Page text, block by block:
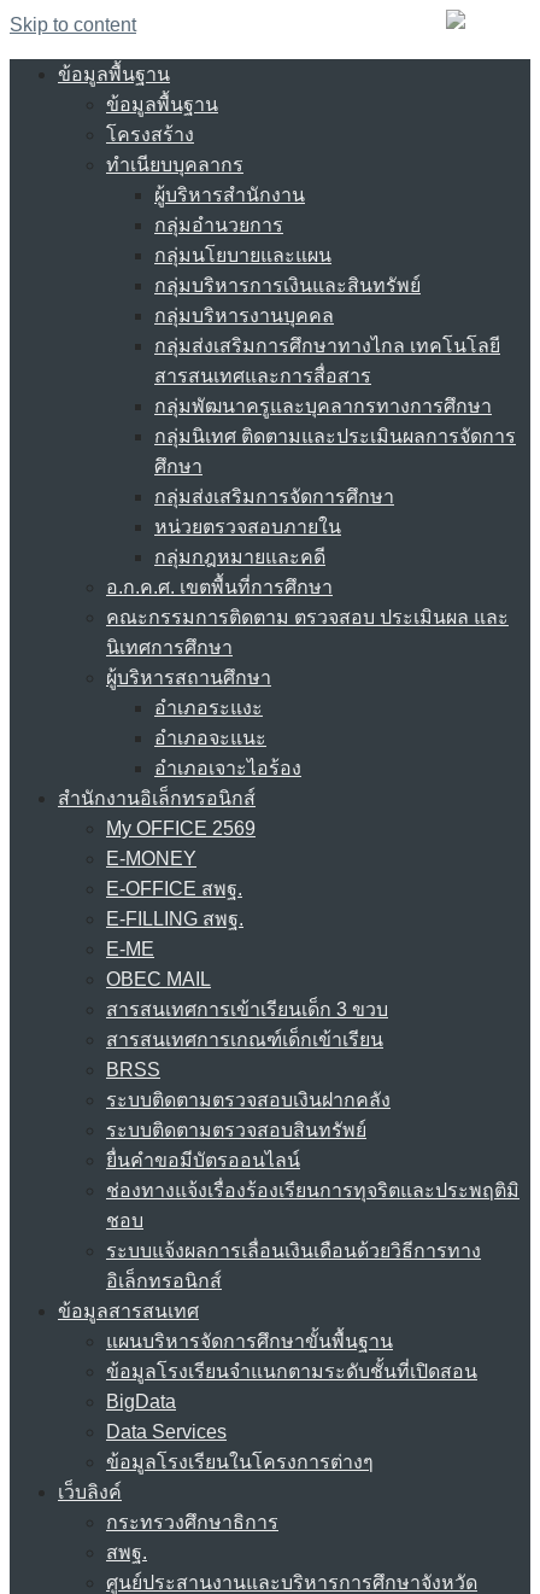
Skip to content
ข้อมูลพื้นฐาน
ข้อมูลพื้นฐาน
โครงสร้าง
ทำเนียบบุคลากร
ผู้บริหารสำนักงาน
กลุ่มอำนวยการ
กลุ่มนโยบายและแผน
กลุ่มบริหารการเงินและสินทรัพย์
กลุ่มบริหารงานบุคคล
กลุ่มส่งเสริมการศึกษาทางไกล เทคโนโลยี
สารสนเทศและการสื่อสาร
กลุ่มพัฒนาครูและบุคลากรทางการศึกษา
กลุ่มนิเทศ ติดตามและประเมินผลการจัดการ
ศึกษา
กลุ่มส่งเสริมการจัดการศึกษา
หน่วยตรวจสอบภายใน
กลุ่มกฎหมายและคดี
อ.ก.ค.ศ. เขตพื้นที่การศึกษา
คณะกรรมการติดตาม ตรวจสอบ ประเมินผล และ
นิเทศการศึกษา
ผู้บริหารสถานศึกษา
อำเภอระแงะ
อำเภอจะแนะ
อำเภอเจาะไอร้อง
สำนักงานอิเล็กทรอนิกส์
My OFFICE 2569
E-MONEY
E-OFFICE สพฐ.
E-FILLING สพฐ.
E-ME
OBEC MAIL
สารสนเทศการเข้าเรียนเด็ก 3 ขวบ
สารสนเทศการเกณฑ์เด็กเข้าเรียน
BRSS
ระบบติดตามตรวจสอบเงินฝากคลัง
ระบบติดตามตรวจสอบสินทรัพย์
ยื่นคำขอมีบัตรออนไลน์
ช่องทางแจ้งเรื่องร้องเรียนการทุจริตและประพฤติมิ
ชอบ
ระบบแจ้งผลการเลื่อนเงินเดือนด้วยวิธีการทาง
อิเล็กทรอนิกส์
ข้อมูลสารสนเทศ
แผนบริหารจัดการศึกษาขั้นพื้นฐาน
ข้อมูลโรงเรียนจำแนกตามระดับชั้นที่เปิดสอน
BigData
Data Services
ข้อมูลโรงเรียนในโครงการต่างๆ
เว็บลิงค์
กระทรวงศึกษาธิการ
สพฐ.
ศูนย์ประสานงานและบริหารการศึกษาจังหวัด